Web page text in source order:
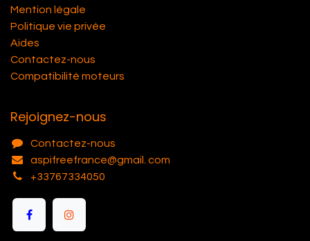
Mention légale
Politique vie privée
Aides
Contactez-nous
Compatibilité moteurs
Rejoignez-nous
Contactez-nous
aspifreefrance@gmail. com
+33767334050